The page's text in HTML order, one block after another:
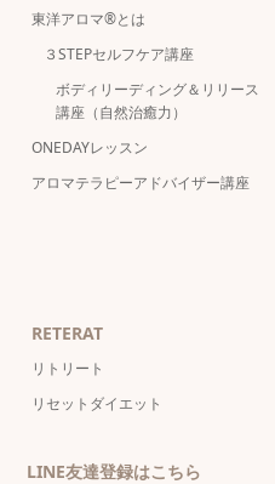
東洋アロマ®とは
３STEPセルフケア講座
ボディリーディング＆リリース
講座（自然治癒力）
ONEDAYレッスン
アロマテラピーアドバイザー講座
RETERAT
リトリート
リセットダイエット
LINE友達登録はこちら